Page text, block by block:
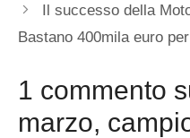
Il successo della
Bastano 400mila euro
1 commento
marzo,